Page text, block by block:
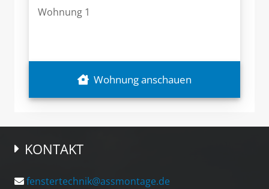
Wohnung 1
Wohnung anschauen
KONTAKT
fenstertechnik@assmontage.de